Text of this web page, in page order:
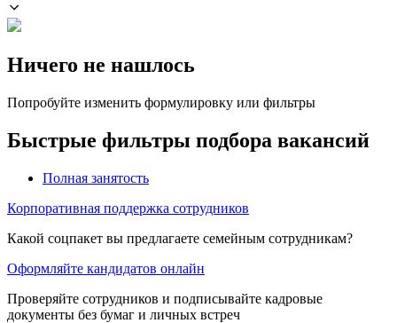
Ничего не нашлось
Попробуйте изменить формулировку или фильтры
Быстрые фильтры подбора вакансий
Полная занятость
Корпоративная поддержка сотрудников
Какой соцпакет вы предлагаете семейным сотрудникам?
Оформляйте кандидатов онлайн
Проверяйте сотрудников и подписывайте кадровые
документы без бумаг и личных встреч